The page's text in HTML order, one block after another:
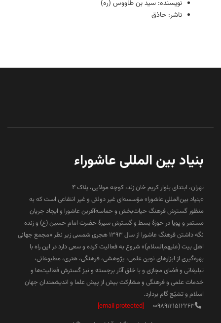
نویسنده: سید بن طاووس (ره)
ناشر: حاذق
بنیاد بین المللی عاشوراء
تهران، ابتدای بلوار کریم خان زند، کوچه مولایی، پلاک 4
«بنیاد بین‌المللی عاشورا» مؤسسه‌ای غیر دولتی و غیر انتفاعی است که به
منظور گسترش فرهنگ حیات‌بخش و حماسه‌آفرین عاشورا و ایجاد جریان
مستمر و پویا در حوزۀ بسط و گسترش سیرۀ حضرت امام حسین (ع) و زنده
نگه داشتن فرهنگ عاشورا از سال ۱۳۹۳ هجری شمسی زیر نظر «مجمع جهانی
اهل بیت (علیهم‌السلام)» شروع به فعالیت کرده و سعی دارد در این راه با
بهره‌گیری از ابزارهای نوین علمی، پژوهشی، فرهنگی، هنری، مطبوعاتی،
تبلیغاتی و فضای مجازی و با خلق آثار برجسته و نیز گسترش فعالیت‌ها و
خدمات علمی و فرهنگی و مشارکت بیش از پیش علما و اندیشمندان جهان
اسلام و تشیّع گام بردارد.
00989121512263
[email protected]